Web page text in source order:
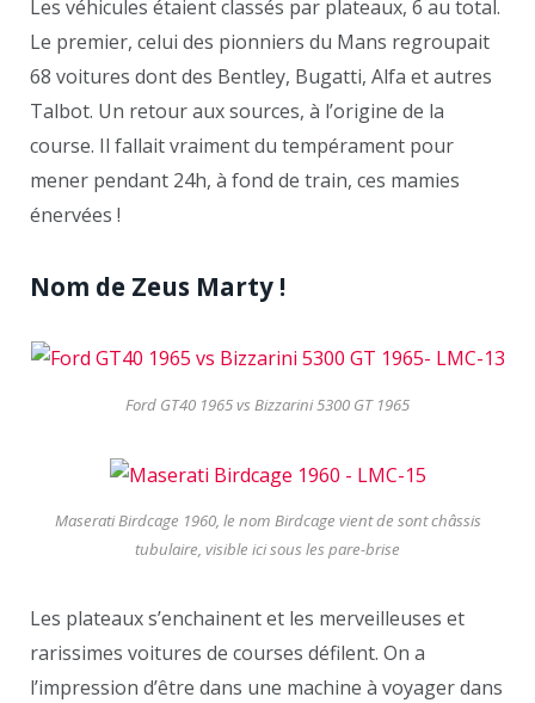
Les véhicules étaient classés par plateaux, 6 au total.
Le premier, celui des pionniers du Mans regroupait
68 voitures dont des Bentley, Bugatti, Alfa et autres
Talbot. Un retour aux sources, à l’origine de la
course. Il fallait vraiment du tempérament pour
mener pendant 24h, à fond de train, ces mamies
énervées !
Nom de Zeus Marty !
Ford GT40 1965 vs Bizzarini 5300 GT 1965
Maserati Birdcage 1960, le nom Birdcage vient de sont châssis
tubulaire, visible ici sous les pare-brise
Les plateaux s’enchainent et les merveilleuses et
rarissimes voitures de courses défilent. On a
l’impression d’être dans une machine à voyager dans